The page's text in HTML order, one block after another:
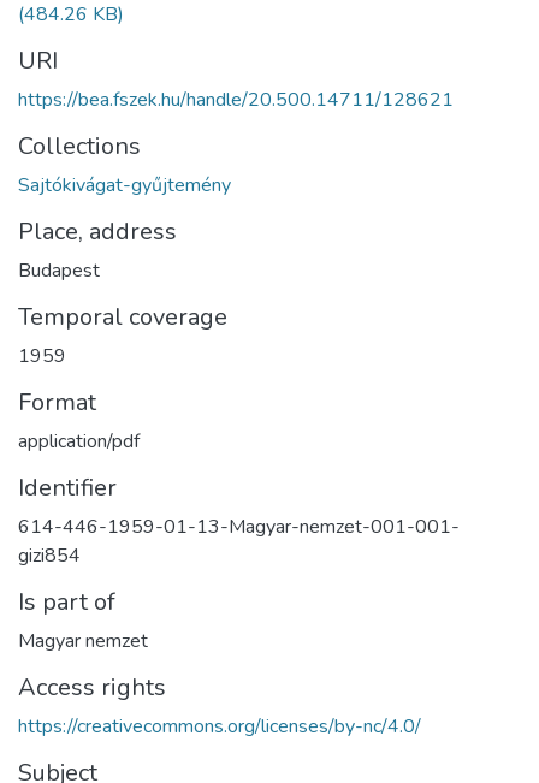
(484.26 KB)
URI
https://bea.fszek.hu/handle/20.500.14711/128621
Collections
Sajtókivágat-gyűjtemény
Place, address
Budapest
Temporal coverage
1959
Format
application/pdf
Identifier
614-446-1959-01-13-Magyar-nemzet-001-001-
gizi854
Is part of
Magyar nemzet
Access rights
https://creativecommons.org/licenses/by-nc/4.0/
Subject